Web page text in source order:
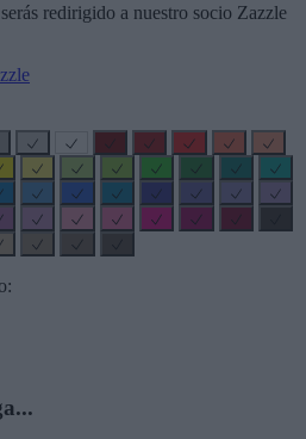
redirigido a nuestro socio Zazzle